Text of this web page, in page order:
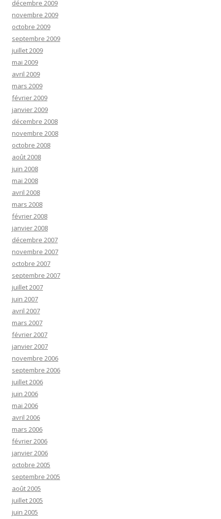
décembre 2009
novembre 2009
octobre 2009
septembre 2009
juillet 2009
mai 2009
avril 2009
mars 2009
février 2009
janvier 2009
décembre 2008
novembre 2008
octobre 2008
août 2008
juin 2008
mai 2008
avril 2008
mars 2008
février 2008
janvier 2008
décembre 2007
novembre 2007
octobre 2007
septembre 2007
juillet 2007
juin 2007
avril 2007
mars 2007
février 2007
janvier 2007
novembre 2006
septembre 2006
juillet 2006
juin 2006
mai 2006
avril 2006
mars 2006
février 2006
janvier 2006
octobre 2005
septembre 2005
août 2005
juillet 2005
juin 2005